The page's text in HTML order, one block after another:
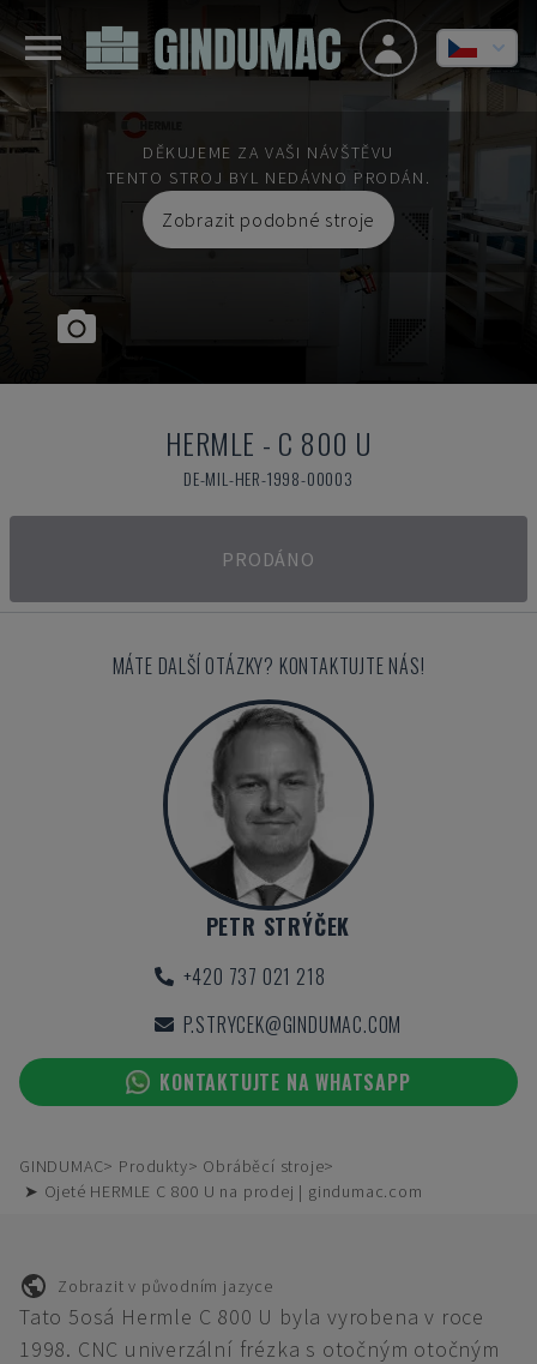
DĚKUJEME ZA VAŠI NÁVŠTĚVU
TENTO STROJ BYL NEDÁVNO PRODÁN.
Zobrazit podobné stroje
HERMLE - C 800 U
DE-MIL-HER-1998-00003
PRODÁNO
MÁTE DALŠÍ OTÁZKY? KONTAKTUJTE NÁS!
PETR STRÝČEK
+420 737 021 218
P.STRYCEK@GINDUMAC.COM
KONTAKTUJTE NA WHATSAPP
GINDUMAC Produkty
Obráběcí stroje
➤ Ojeté HERMLE C 800 U na prodej | gindumac.com
Zobrazit v původním jazyce
Tato 5osá Hermle C 800 U byla vyrobena v roce
1998. CNC univerzální frézka s otočným otočným